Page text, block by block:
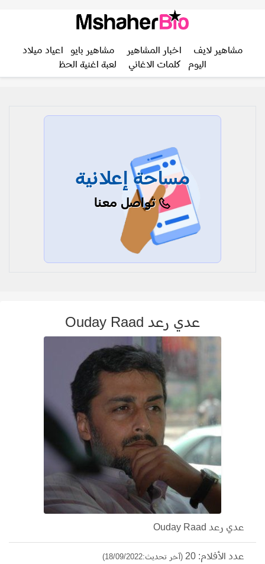
مشاهير لايف اخبار المشاهير مشاهير بايو
اعياد ميلاد
اليوم
كلمات الاغاني لعبة اغنية الحظ
مساحة إعلانية
تواصل معنا
عدي رعد Ouday Raad
عدي رعد Ouday Raad
عدد الأفلام: 20 (آخر تحديث:18/09/2022)